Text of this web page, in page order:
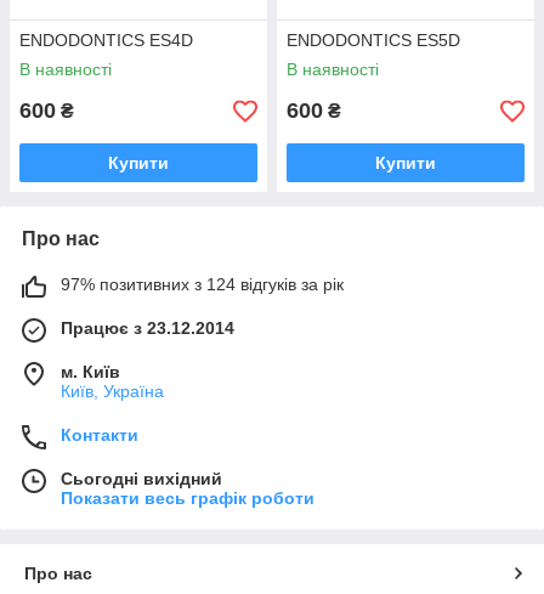
ENDODONTICS ES4D
В наявності
600 ₴
Купити
ENDODONTICS ES5D
В наявності
600 ₴
Купити
Про нас
97% позитивних з 124 відгуків за рік
Працює з 23.12.2014
м. Київ
Київ, Україна
Контакти
Сьогодні вихідний
Показати весь графік роботи
Про нас